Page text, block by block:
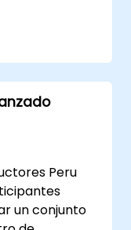
Peru
un conjunto